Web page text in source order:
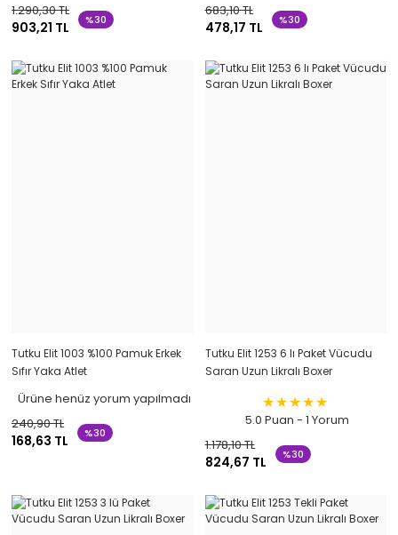
1.290,30 TL
903,21 TL %30
683,10 TL
478,17 TL %30
Tutku Elit 1003 %100 Pamuk Erkek
Sıfır Yaka Atlet
Ürüne henüz yorum yapılmadı
240,90 TL
168,63 TL %30
Tutku Elit 1253 6 lı Paket Vücudu
Saran Uzun Likralı Boxer
5.0 Puan - 1 Yorum
1.178,10 TL
824,67 TL %30